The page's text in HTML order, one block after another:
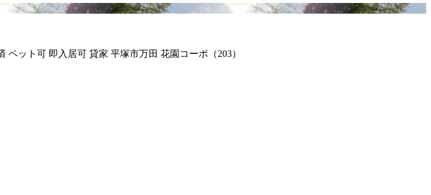
ット可 即入居可 貸家 平塚市万田 花園コーポ（203）